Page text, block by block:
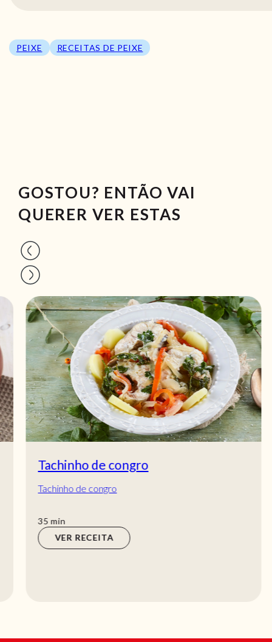
PEIXE RECEITAS DE PEIXE
GOSTOU? ENTÃO VAI
QUERER VER ESTAS
Tachinho de congro
Tachinho de congro
35min
min
VER RECEITA